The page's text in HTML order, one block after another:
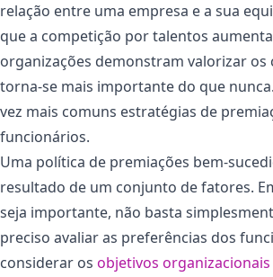
relação entre uma empresa e a sua
que a competição por talentos
organizações demonstram valorizar os
torna-se mais importante do que
vez mais comuns estratégias de
funcionários.
Uma política de premiações bem-
resultado de um conjunto de fatores.
seja importante, não basta
preciso avaliar as preferências dos
considerar os objetivos organizacionais